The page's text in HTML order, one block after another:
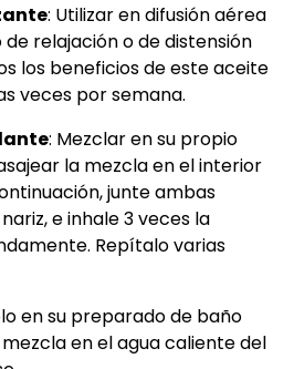
: Utilizar en difusión aérea
relajación o de distensión
los beneficios de este aceite
veces por semana.
: Mezclar en su propio
la mezcla en el interior
junte ambas
e inhale 3 veces la
Repítalo varias
en su preparado de baño
en el agua caliente del